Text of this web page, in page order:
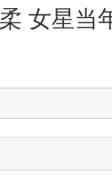
女星当